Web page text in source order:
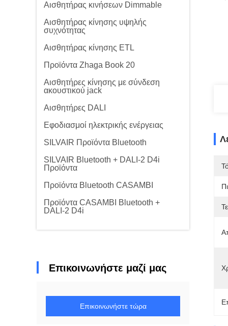
Αισθητήρας κινήσεων Dimmable
Αισθητήρας κίνησης υψηλής
συχνότητας
Αισθητήρας κίνησης ETL
Προϊόντα Zhaga Book 20
Αισθητήρες κίνησης με σύνδεση
ακουστικού jack
Αισθητήρες DALI
Εφοδιασμοί ηλεκτρικής ενέργειας
SILVAIR Προϊόντα Bluetooth
SILVAIR Bluetooth + DALI-2 D4i
Προϊόντα
Προϊόντα Bluetooth CASAMBI
Προϊόντα CASAMBI Bluetooth +
DALI-2 D4i
Επικοινωνήστε μαζί μας
Επικοινωνήστε τώρα